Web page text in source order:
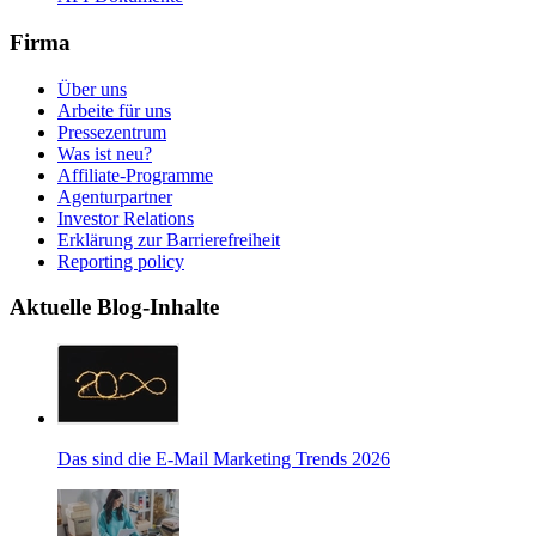
Firma
Über uns
Arbeite für uns
Pressezentrum
Was ist neu?
Affiliate-Programme
Agenturpartner
Investor Relations
Erklärung zur Barrierefreiheit
Reporting policy
Aktuelle Blog-Inhalte
Das sind die E-Mail Marketing Trends 2026